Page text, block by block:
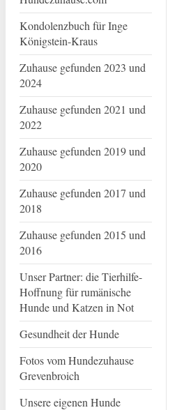
Kondolenzbuch für Inge
Königstein-Kraus
Zuhause gefunden 2023 und
2024
Zuhause gefunden 2021 und
2022
Zuhause gefunden 2019 und
2020
Zuhause gefunden 2017 und
2018
Zuhause gefunden 2015 und
2016
Unser Partner: die Tierhilfe-
Hoffnung für rumänische
Hunde und Katzen in Not
Gesundheit der Hunde
Fotos vom Hundezuhause
Grevenbroich
Unsere eigenen Hunde